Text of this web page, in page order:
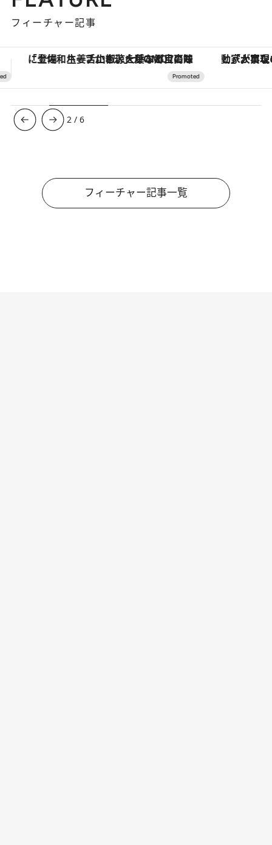
フィーチャー記事
「大事なのは地域の意識を変えること」。ロレックス賞受賞の自然保護活動家が実現させたナイジェリアの自然環境の復活
3 /6
フィーチャー記事一覧